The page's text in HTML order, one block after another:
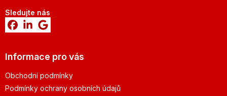
Sledujte nás
Informace pro vás
Obchodní podmínky
Podmínky ochrany osobních údajů